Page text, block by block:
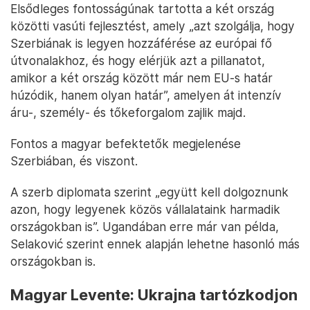
Elsődleges fontosságúnak tartotta a két ország
közötti vasúti fejlesztést, amely „azt szolgálja, hogy
Szerbiának is legyen hozzáférése az európai fő
útvonalakhoz, és hogy elérjük azt a pillanatot,
amikor a két ország között már nem EU-s határ
húzódik, hanem olyan határ”, amelyen át intenzív
áru-, személy- és tőkeforgalom zajlik majd.
Fontos a magyar befektetők megjelenése
Szerbiában, és viszont.
A szerb diplomata szerint „együtt kell dolgoznunk
azon, hogy legyenek közös vállalataink harmadik
országokban is”. Ugandában erre már van példa,
Selaković szerint ennek alapján lehetne hasonló más
országokban is.
Magyar Levente: Ukrajna tartózkodjon